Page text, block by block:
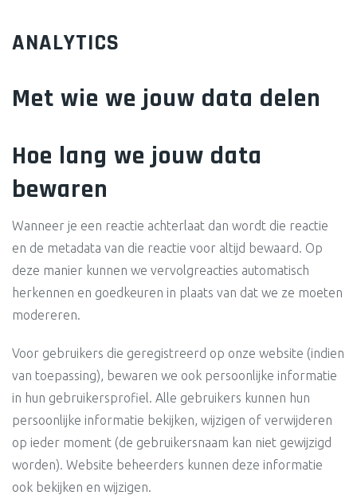
ANALYTICS
Met wie we jouw data delen
Hoe lang we jouw data
bewaren
Wanneer je een reactie achterlaat dan wordt die reactie
en de metadata van die reactie voor altijd bewaard. Op
deze manier kunnen we vervolgreacties automatisch
herkennen en goedkeuren in plaats van dat we ze moeten
modereren.
Voor gebruikers die geregistreerd op onze website (indien
van toepassing), bewaren we ook persoonlijke informatie
in hun gebruikersprofiel. Alle gebruikers kunnen hun
persoonlijke informatie bekijken, wijzigen of verwijderen
op ieder moment (de gebruikersnaam kan niet gewijzigd
worden). Website beheerders kunnen deze informatie
ook bekijken en wijzigen.